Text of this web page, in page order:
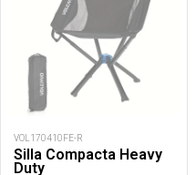
VOL170410FE-R
Silla Compacta Heavy
Duty